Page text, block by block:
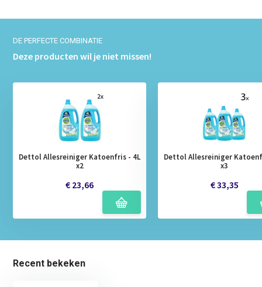
DE PERFECTE COMBINATIE
Deze producten wil je niet missen!
Dettol Allesreiniger Katoenfris - 4L
x2
€ 23,66
Dettol Allesreiniger
x3
€ 33,35
Recent bekeken